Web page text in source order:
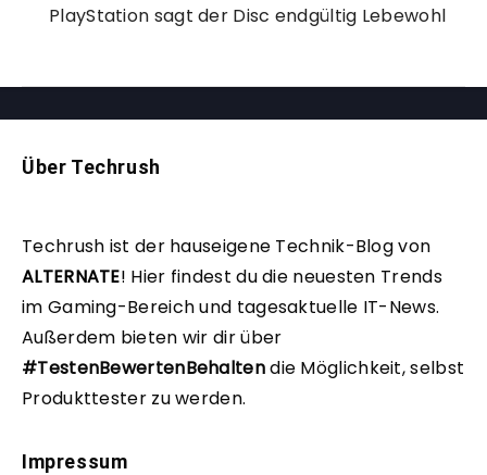
PlayStation sagt der Disc endgültig Lebewohl
Über Techrush
Techrush ist der hauseigene Technik-Blog von
ALTERNATE! Hier findest du die neuesten Trends
im Gaming-Bereich und tagesaktuelle IT-News.
Außerdem bieten wir dir über
#TestenBewertenBehaltendie Möglichkeit, selbst
Produkttester zu werden.
Impressum